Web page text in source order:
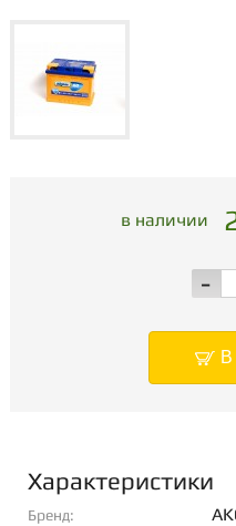
в наличии
-
В
Характеристики
Бренд: